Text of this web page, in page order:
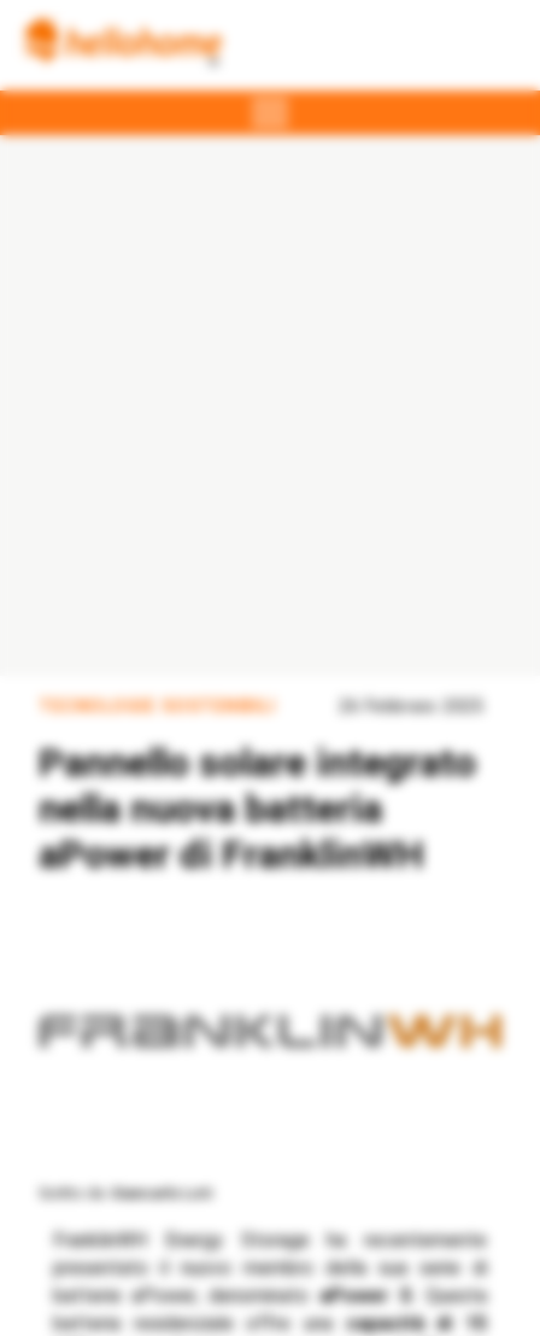
TECNOLOGIE SOSTENIBILI
Pannello solare integrato
nella nuova batteria
aPower di FranklinWH
Giancarlo Loti
FranklinWH Energy Storage ha recentemente
presentato il nuovo membro della sua serie di
batterie aPower, denominatoaPower S . Questa
batteria residenziale offre una capacità di 15